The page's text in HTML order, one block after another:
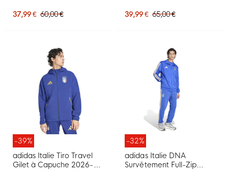
Doré
37,99 € 60,00 €
39,99 € 65,00 €
-39%
adidas Italie Tiro Travel
Gilet à Capuche 2026-
-32%
adidas Italie DNA
Survêtement Full-Zip